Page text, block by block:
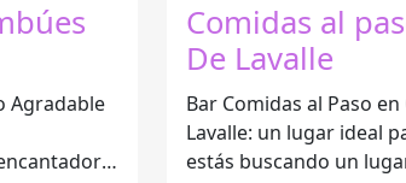
Agradable
Comidas al
De Lavalle
Bar Comidas al Paso
Lavalle: un lugar ideal
estás buscando un